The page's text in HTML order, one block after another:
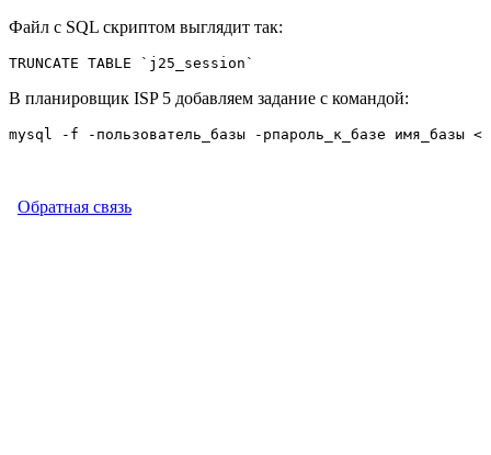
Файл с SQL скриптом выглядит так:
TRUNCATE TABLE `j25_session`
В планировщик ISP 5 добавляем задание с командой:
mysql -f -пользователь_базы -pпароль_к_базе
Обратная связь